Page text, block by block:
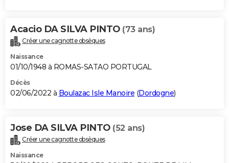
Acacio DA SILVA PINTO (73 ans)
Créer une cagnotte obsèques
Naissance
01/10/1948 à ROMAS-SATAO PORTUGAL
Décès
02/06/2022 à Boulazac Isle Manoire (Dordogne)
Jose DA SILVA PINTO (52 ans)
Créer une cagnotte obsèques
Naissance